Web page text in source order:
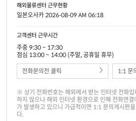
해외물류센터 근무현황
일본오사카 2026-08-09 AM 06:18
고객센터 근무시간
주중 9:30 ~ 17:30
점심 13:00 ~ 14:00 (주말, 공휴일 휴무)
전화문의전 클릭
1:1 문
※ 상기 전화번호는 해외에서 받는 인터넷 전화
하지 않으나 해외 인터넷 환경으로 인해 전화연
가 발생하고 있으니 가급적이면 1:1 문의게시판
다.